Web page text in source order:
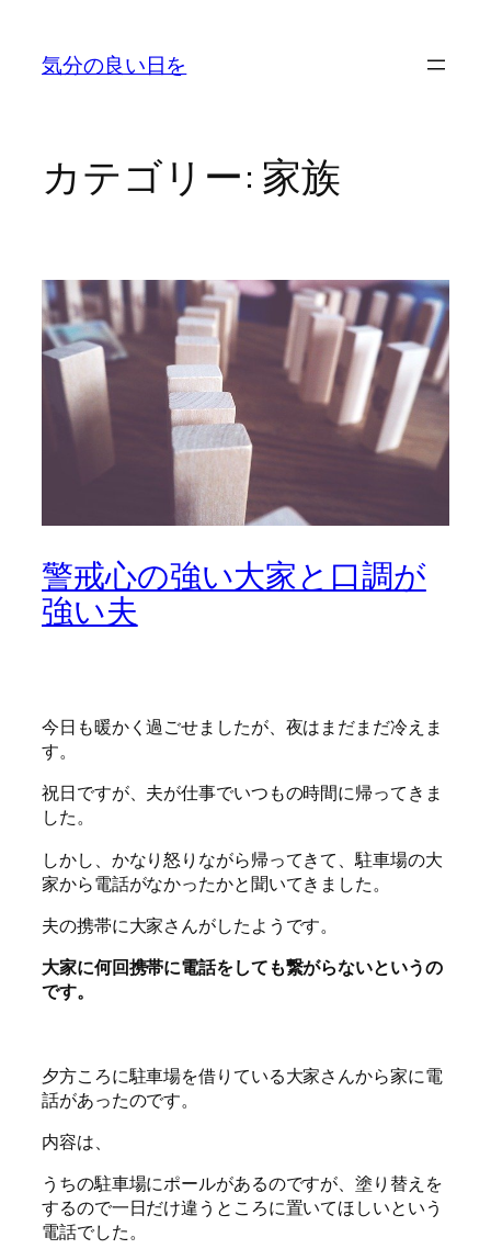
気分の良い日を
カテゴリー: 家族
警戒心の強い大家と口調が
強い夫
今日も暖かく過ごせましたが、夜はまだまだ冷えま
す。
祝日ですが、夫が仕事でいつもの時間に帰ってきま
した。
しかし、かなり怒りながら帰ってきて、駐車場の大
家から電話がなかったかと聞いてきました。
夫の携帯に大家さんがしたようです。
大家に何回携帯に電話をしても繋がらないというの
です。
夕方ころに駐車場を借りている大家さんから家に電
話があったのです。
内容は、
うちの駐車場にポールがあるのですが、塗り替えを
するので一日だけ違うところに置いてほしいという
電話でした。